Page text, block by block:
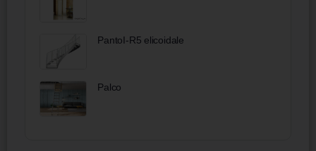
PantoI-R5 elicoidale
Palco